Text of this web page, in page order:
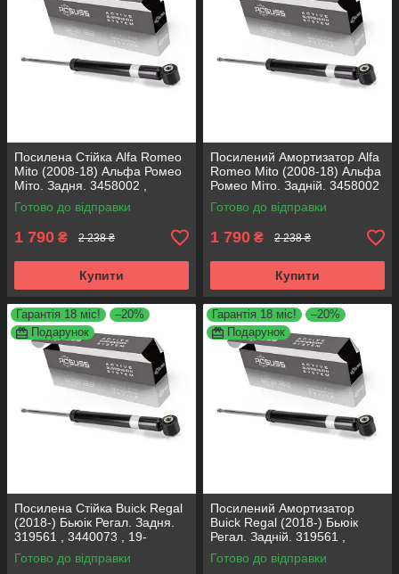
Посилена Стійка Alfa Romeo
Mito (2008-18) Альфа Ромео
Міто. Задня. 3458002 ,
317722. KOREA Аксусс!
Готово до відправки
1 790 ₴ 2 238 ₴
Купити
Посилений Амортизатор Alfa
Romeo Mito (2008-18) Альфа
Ромео Міто. Задній. 3458002
, 317722. KOREA Аксусс!
Готово до відправки
1 790 ₴ 2 238 ₴
Купити
Гарантія 18 міс!
–20%
Подарунок
Посилена Стійка Buick Regal
(2018-) Бьюік Регал. Задня.
319561 , 3440073 , 19-
280615. KOREA Аксусс!
Готово до відправки
Гарантія 18 міс!
–20%
Подарунок
Посилений Амортизатор
Buick Regal (2018-) Бьюік
Регал. Задній. 319561 ,
3440073 , 19-280615. KOREA
Аксусс!
Готово до відправки